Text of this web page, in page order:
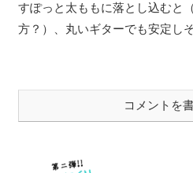
すぽっと太ももに落とし込むと
方？）、丸いギターでも安定し
コメントを